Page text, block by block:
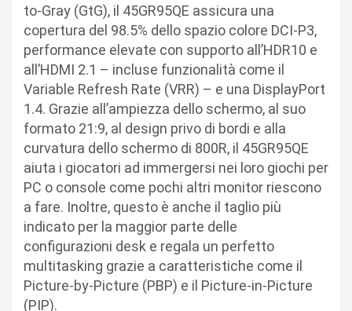
to-Gray (GtG), il 45GR95QE assicura una
copertura del 98.5% dello spazio colore DCI-P3,
performance elevate con supporto all’HDR10 e
all’HDMI 2.1 – incluse funzionalità come il
Variable Refresh Rate (VRR) – e una DisplayPort
1.4. Grazie all’ampiezza dello schermo, al suo
formato 21:9, al design privo di bordi e alla
curvatura dello schermo di 800R, il 45GR95QE
aiuta i giocatori ad immergersi nei loro giochi per
PC o console come pochi altri monitor riescono
a fare. Inoltre, questo è anche il taglio più
indicato per la maggior parte delle
configurazioni desk e regala un perfetto
multitasking grazie a caratteristiche come il
Picture-by-Picture (PBP) e il Picture-in-Picture
(PIP).